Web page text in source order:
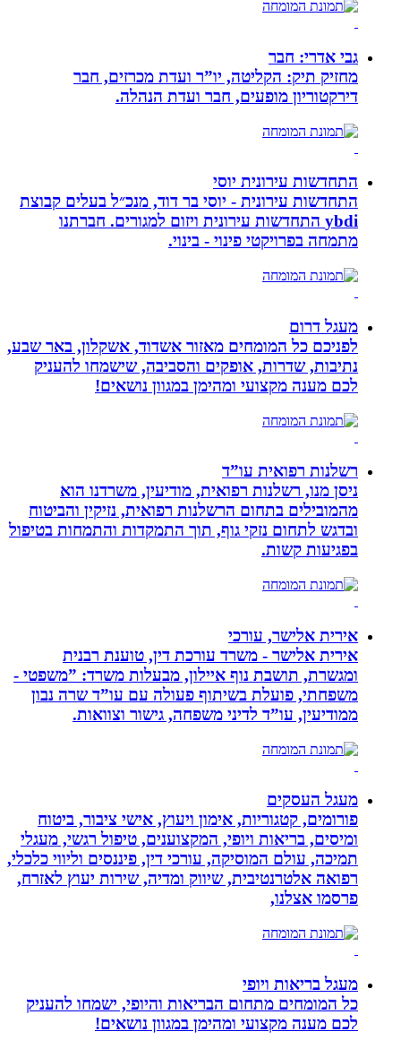
גבי אדרי: חבר
מחזיק תיק: הקליטה, יו”ר ועדת מכרזים, חבר
דירקטוריון מופעים, חבר ועדת הנהלה.
התחדשות עירונית יוסי
התחדשות עירונית - יוסי בר דוד, מנכ״ל בעלים קבוצת
ybdi התחדשות עירונית ויזום למגורים. חברתנו
מתמחה בפרויקטי פינוי - בינוי.
מעגל דרום
לפניכם כל המומחים מאזור אשדוד, אשקלון, באר שבע,
נתיבות, שדרות, אופקים והסביבה, שישמחו להעניק
לכם מענה מקצועי ומהימן במגוון נושאים!
רשלנות רפואית עו”ד
ניסן מנו, רשלנות רפואית, מודיעין, משרדנו הוא
מהמובילים בתחום הרשלנות רפואית, נזיקין והביטוח
ובדגש לתחום נזקי גוף, תוך התמקדות והתמחות בטיפול
בפגיעות קשות.
אירית אלישר, עורכי
אירית אלישר - משרד עורכת דין, טוענת רבנית
ומגשרת, תושבת נוף איילון, מבעלות משרד: ”משפטי -
משפחתי, פועלת בשיתוף פעולה עם עו”ד שרה נבון
ממודיעין, עו”ד לדיני משפחה, גישור וצוואות.
מעגל העסקים
פורומים, קטגוריות, אימון ויעוץ, אישי ציבור, ביטוח
ומיסים, בריאות ויופי, המקצוענים, טיפול רגשי, מעגלי
תמיכה, עולם המוסיקה, עורכי דין, פיננסים וליווי כלכלי,
רפואה אלטרנטיבית, שיווק ומדיה, שירות יעוץ לאזרח,
פרסמו אצלנו,
מעגל בריאות ויופי
כל המומחים מתחום הבריאות והיופי, ישמחו להעניק
לכם מענה מקצועי ומהימן במגוון נושאים!